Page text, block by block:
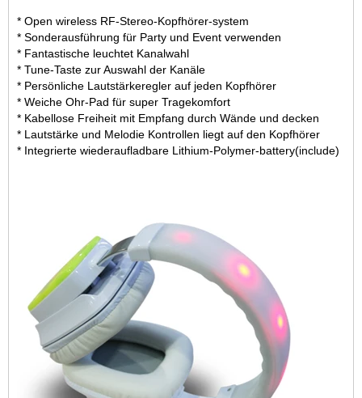
* Open wireless RF-Stereo-Kopfhörer-system
* Sonderausführung für Party und Event verwenden
* Fantastische leuchtet Kanalwahl
* Tune-Taste zur Auswahl der Kanäle
* Persönliche Lautstärkeregler auf jeden Kopfhörer
* Weiche Ohr-Pad für super Tragekomfort
* Kabellose Freiheit mit Empfang durch Wände und decken
* Lautstärke und Melodie Kontrollen liegt auf den Kopfhörer
* Integrierte wiederaufladbare Lithium-Polymer-battery(include)